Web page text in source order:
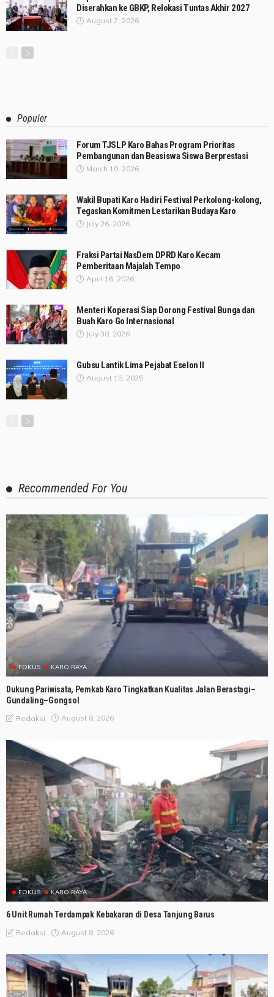
Diserahkan ke GBKP, Relokasi Tuntas Akhir 2027
August 7, 2026
Populer
Forum TJSLP Karo Bahas Program Prioritas
Pembangunan dan Beasiswa Siswa Berprestasi
March 10, 2026
Wakil Bupati Karo Hadiri Festival Perkolong-kolong,
Tegaskan Komitmen Lestarikan Budaya Karo
July 26, 2026
Fraksi Partai NasDem DPRD Karo Kecam
Pemberitaan Majalah Tempo
April 16, 2026
Menteri Koperasi Siap Dorong Festival Bunga dan
Buah Karo Go Internasional
July 30, 2026
Gubsu Lantik Lima Pejabat Eselon II
August 15, 2025
Recommended For You
FOKUS KARO RAYA
Dukung Pariwisata, Pemkab Karo Tingkatkan Kualitas Jalan Berastagi–
Gundaling–Gongsol
Redaksi August 8, 2026
FOKUS KARO RAYA
6 Unit Rumah Terdampak Kebakaran di Desa Tanjung Barus
Redaksi August 8, 2026